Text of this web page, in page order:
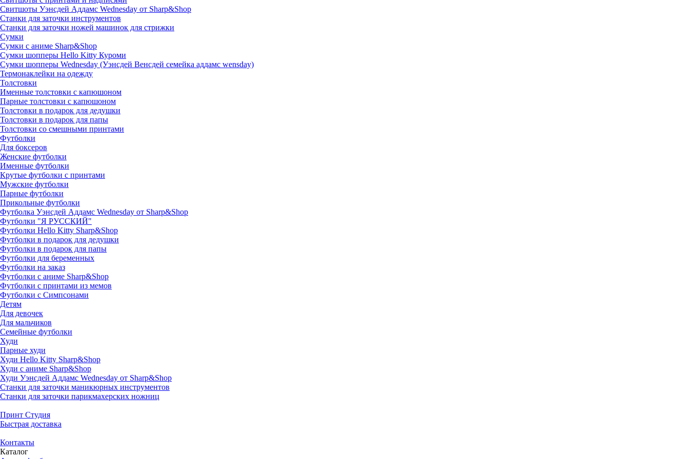
Свитшоты Уэнсдей Аддамс Wednesday от Sharp&Shop
Станки для заточки инструментов
Станки для заточки ножей машинок для стрижки
Сумки
Сумки с аниме Sharp&Shop
Сумки шопперы Hello Kitty Куроми
Сумки шопперы Wednesday (Уэнсдей Венсдей семейка аддамс wensday)
Термонаклейки на одежду
Толстовки
Именные толстовки с капюшоном
Парные толстовки с капюшоном
Толстовки в подарок для дедушки
Толстовки в подарок для папы
Толстовки со смешными принтами
Футболки
Для боксеров
Женские футболки
Именные футболки
Крутые футболки с принтами
Мужские футболки
Парные футболки
Прикольные футболки
Футболка Уэнсдей Аддамс Wednesday от Sharp&Shop
Футболки "Я РУССКИЙ"
Футболки Hello Kitty Sharp&Shop
Футболки в подарок для дедушки
Футболки в подарок для папы
Футболки для беременных
Футболки на заказ
Футболки с аниме Sharp&Shop
Футболки с принтами из мемов
Футболки с Симпсонами
Детям
Для девочек
Для мальчиков
Семейные футболки
Худи
Парные худи
Худи Hello Kitty Sharp&Shop
Худи с аниме Sharp&Shop
Худи Уэнсдей Аддамс Wednesday от Sharp&Shop
Станки для заточки маникюрных инструментов
Станки для заточки парикмахерских ножниц
Принт Студия
Быстрая доставка
Контакты
Каталог